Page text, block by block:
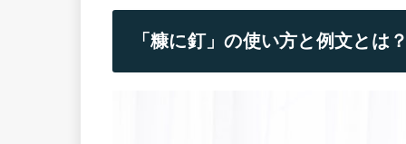
「糠に釘」の使い方と例文とは